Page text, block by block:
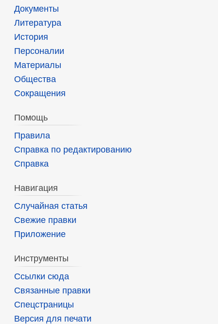
Документы
Литература
История
Персоналии
Материалы
Общества
Сокращения
Помощь
Правила
Справка по редактированию
Справка
Навигация
Случайная статья
Свежие правки
Приложение
Инструменты
Ссылки сюда
Связанные правки
Спецстраницы
Версия для печати